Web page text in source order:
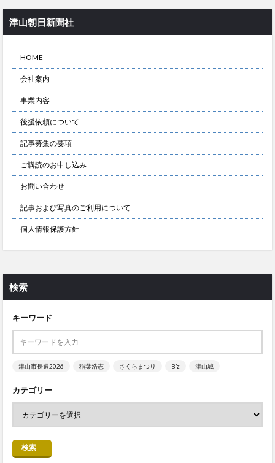
津山朝日新聞社
HOME
会社案内
事業内容
後援依頼について
記事募集の要項
ご購読のお申し込み
お問い合わせ
記事および写真のご利用について
個人情報保護方針
検索
キーワード
津山市長選2026 稲葉浩志 さくらまつり B’z 津山城
カテゴリー
検索